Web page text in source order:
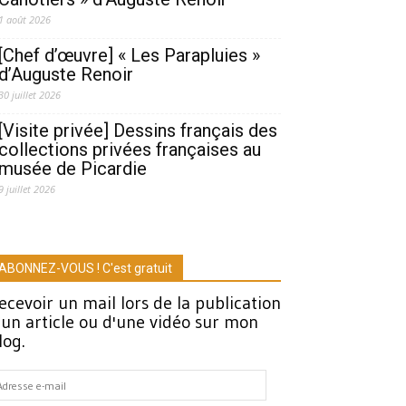
1 août 2026
[Chef d’œuvre] « Les Parapluies »
d’Auguste Renoir
juillet 2026
[Visite privée] Dessins français des
collections privées françaises au
musée de Picardie
juillet 2026
VOUS ! C'est gratuit
un mail lors de la publication
article ou d'une vidéo sur mon